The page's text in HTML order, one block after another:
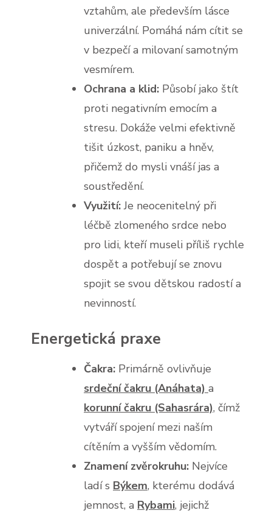
vztahům, ale především lásce
univerzální. Pomáhá nám cítit se
v bezpečí a milovaní samotným
vesmírem.
Ochrana a klid: Působí jako štít
proti negativním emocím a
stresu. Dokáže velmi efektivně
tišit úzkost, paniku a hněv,
přičemž do mysli vnáší jas a
soustředění.
Využití:Je neocenitelný při
léčbě zlomeného srdce nebo
pro lidi, kteří museli příliš rychle
dospět a potřebují se znovu
spojit se svou dětskou radostí a
nevinností.
Energetická praxe
Čakra: Primárně ovlivňuje
srdeční čakru (Anáhata) a
korunní čakru (Sahasrára), čímž
vytváří spojení mezi naším
cítěním a vyšším vědomím.
Znamení zvěrokruhu: Nejvíce
ladí s Býkem, kterému dodává
jemnost, a Rybami, jejichž